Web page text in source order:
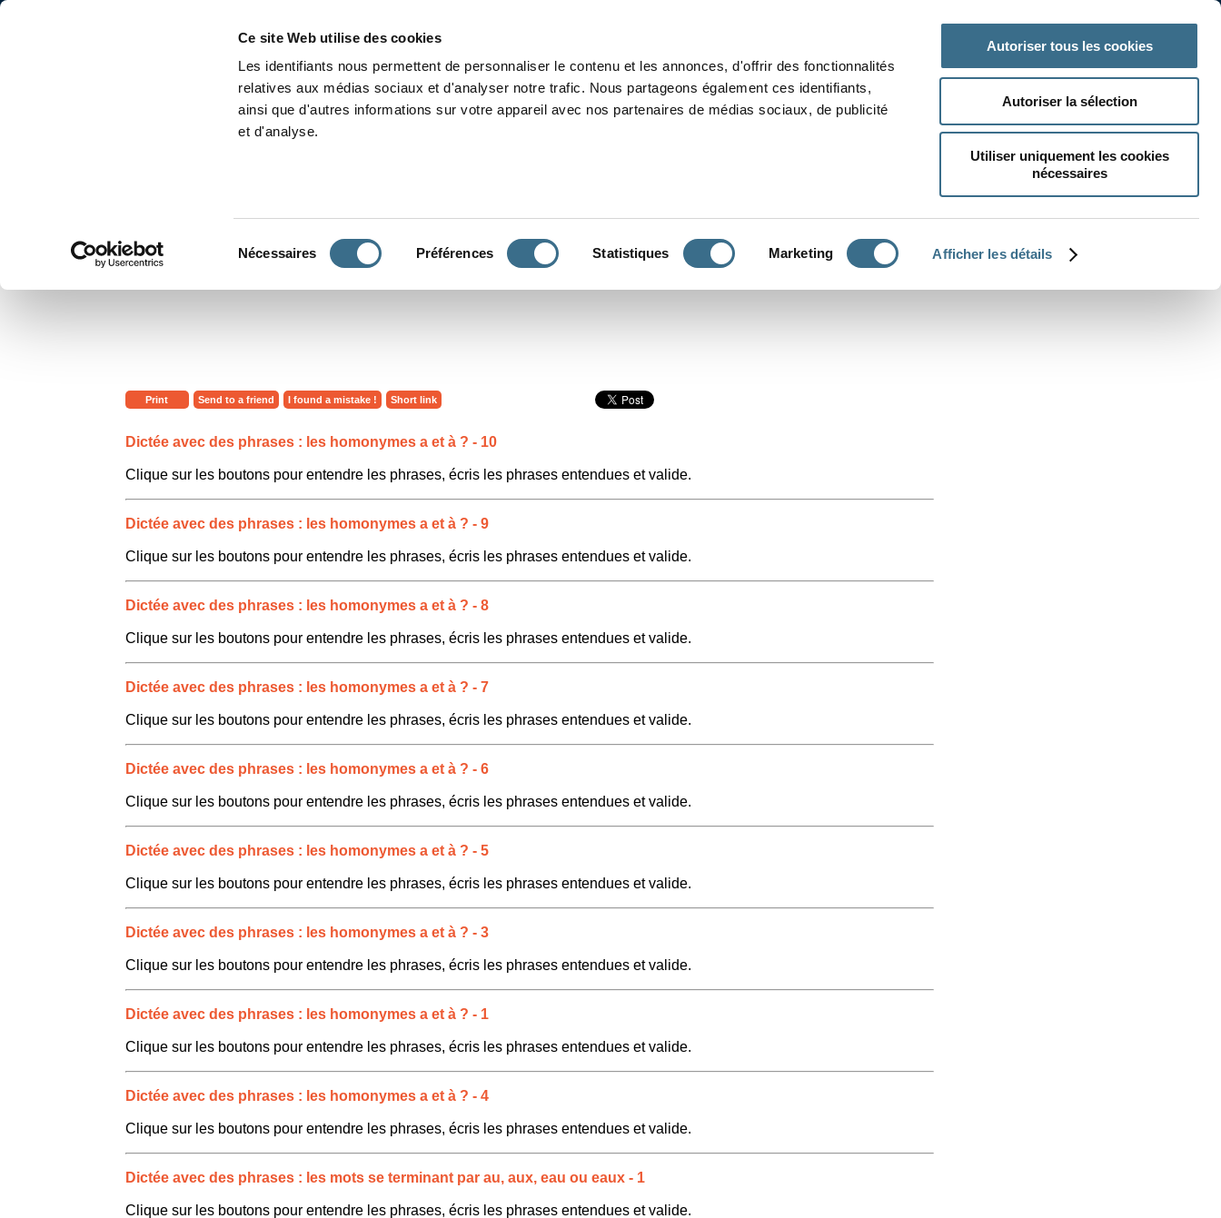
Ce site Web utilise des cookies
Les identifiants nous permettent de personnaliser le contenu et les annonces, d'offrir des fonctionnalités
relatives aux médias sociaux et d'analyser notre trafic. Nous partageons également ces identifiants,
ainsi que d'autres informations sur votre appareil avec nos partenaires de médias sociaux, de publicité
et d'analyse.
Nécessaires Préférences Statistiques Marketing Afficher les détails
Autoriser tous les cookies
Autoriser la sélection
Utiliser uniquement les cookies
nécessaires
Print Send to a friend I found a mistake ! Short link
Dictée avec des phrases : les homonymes a et à ? - 10
Clique sur les boutons pour entendre les phrases, écris les phrases entendues et valide.
Dictée avec des phrases : les homonymes a et à ? - 9
Clique sur les boutons pour entendre les phrases, écris les phrases entendues et valide.
Dictée avec des phrases : les homonymes a et à ? - 8
Clique sur les boutons pour entendre les phrases, écris les phrases entendues et valide.
Dictée avec des phrases : les homonymes a et à ? - 7
Clique sur les boutons pour entendre les phrases, écris les phrases entendues et valide.
Dictée avec des phrases : les homonymes a et à ? - 6
Clique sur les boutons pour entendre les phrases, écris les phrases entendues et valide.
Dictée avec des phrases : les homonymes a et à ? - 5
Clique sur les boutons pour entendre les phrases, écris les phrases entendues et valide.
Dictée avec des phrases : les homonymes a et à ? - 3
Clique sur les boutons pour entendre les phrases, écris les phrases entendues et valide.
Dictée avec des phrases : les homonymes a et à ? - 1
Clique sur les boutons pour entendre les phrases, écris les phrases entendues et valide.
Dictée avec des phrases : les homonymes a et à ? - 4
Clique sur les boutons pour entendre les phrases, écris les phrases entendues et valide.
Dictée avec des phrases : les mots se terminant par au, aux, eau ou eaux - 1
Clique sur les boutons pour entendre les phrases, écris les phrases entendues et valide.